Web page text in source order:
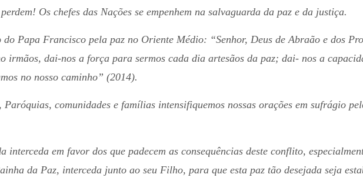
Os chefes das Nações se empenhem na salvaguarda da paz e da justiça.
Papa Francisco pela paz no Oriente Médio: “Senhor, Deus de Abraão e dos
irmãos, dai-nos a força para sermos cada dia artesãos da paz; dai- nos a
no nosso caminho” (2014).
Paróquias, comunidades e famílias intensifiquemos nossas orações em sufrágio
interceda em favor dos que padecem as consequências deste conflito,
da Paz, interceda junto ao seu Filho, para que esta paz tão desejada seja